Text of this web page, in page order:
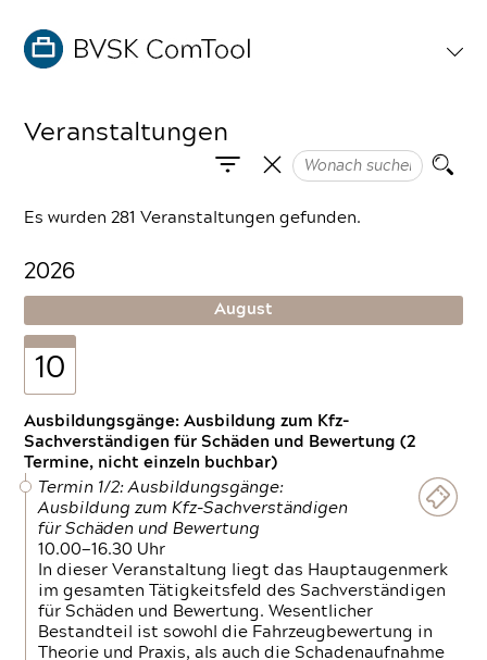
Veranstaltungen
Es wurden 281 Veranstaltungen gefunden.
2026
August
10
Ausbildungsgänge: Ausbildung zum Kfz-
Sachverständigen für Schäden und Bewertung (2
Termine, nicht einzeln buchbar)
Termin 1/2: Ausbildungsgänge:
Ausbildung zum Kfz-Sachverständigen
für Schäden und Bewertung
10.00—16.30 Uhr
In dieser Veranstaltung liegt das Hauptaugenmerk
im gesamten Tätigkeitsfeld des Sachverständigen
für Schäden und Bewertung. Wesentlicher
Bestandteil ist sowohl die Fahrzeugbewertung in
Theorie und Praxis, als auch die Schadenaufnahme